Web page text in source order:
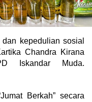
kepedulian sosial
Chandra Kirana
Iskandar Muda.
Berkah” secara